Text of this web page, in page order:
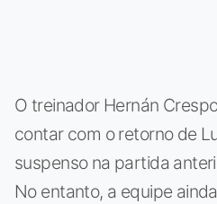
O treinador Hernán
contar com o retorno de
suspenso na partida
No entanto, a equipe